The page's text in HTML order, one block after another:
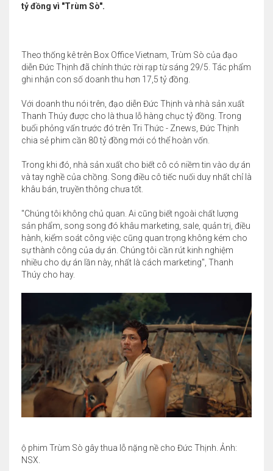
tỷ đồng vì "Trùm Sò".
Theo thống kê trên Box Office Vietnam, Trùm Sò của đạo
diễn Đức Thịnh đã chính thức rời rạp từ sáng 29/5. Tác phẩm
ghi nhận con số doanh thu hơn 17,5 tỷ đồng.
Với doanh thu nói trên, đạo diễn Đức Thịnh và nhà sản xuất
Thanh Thúy được cho là thua lỗ hàng chục tỷ đồng. Trong
buổi phỏng vấn trước đó trên Tri Thức - Znews, Đức Thịnh
chia sẻ phim cần 80 tỷ đồng mới có thể hoàn vốn.
Trong khi đó, nhà sản xuất cho biết cô có niềm tin vào dự án
và tay nghề của chồng. Song điều cô tiếc nuối duy nhất chỉ là
khâu bán, truyền thông chưa tốt.
"Chúng tôi không chủ quan. Ai cũng biết ngoài chất lượng
sản phẩm, song song đó khâu marketing, sale, quản trị, điều
hành, kiểm soát công việc cũng quan trọng không kém cho
sự thành công của dự án. Chúng tôi cần rút kinh nghiệm
nhiều cho dự án lần này, nhất là cách marketing", Thanh
Thúy cho hay.
ộ phim Trùm Sò gây thua lỗ nặng nề cho Đức Thịnh. Ảnh:
NSX.